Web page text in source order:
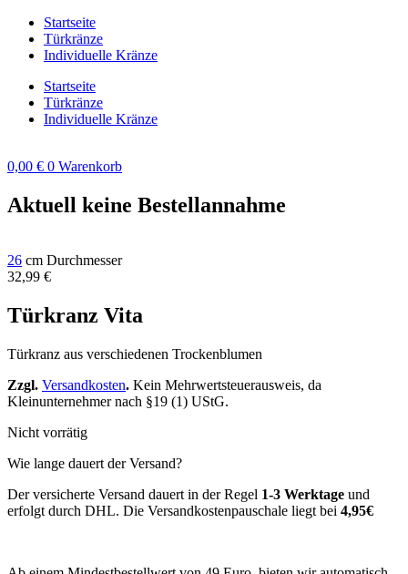
Zum
Inhalt
springen
Startseite
Türkränze
Individuelle Kränze
Startseite
Türkränze
Individuelle Kränze
0,00 € 0 Warenkorb
Aktuell keine Bestellannahme
26 cm Durchmesser
32,99 €
Türkranz Vita
Türkranz aus verschiedenen Trockenblumen
Zzgl. Versandkosten. Kein Mehrwertsteuerausweis, da
Kleinunternehmer nach §19 (1) UStG.
Nicht vorrätig
Wie lange dauert der Versand?
Der versicherte Versand dauert in der Regel 1-3 Werktage und
erfolgt durch DHL. Die Versandkostenpauschale liegt bei 4,95€